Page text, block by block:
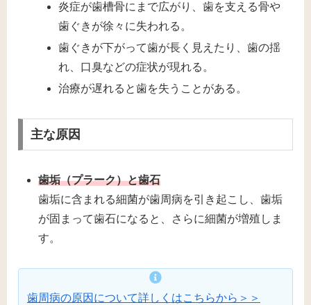
炎症が歯槽骨にまで広がり、歯を支える骨や
歯ぐきが徐々に失われる。
歯ぐきが下がって歯が長く見えたり、歯の揺
れ、口臭などの症状が現れる。
治療が遅れると歯を失うことがある。
主な原因
歯垢（プラーク）と歯石
歯垢に含まれる細菌が歯周病を引き起こし、歯垢
が固まって歯石になると、さらに細菌が増殖しま
す。
歯周病の原因について詳しくはこちらから＞＞